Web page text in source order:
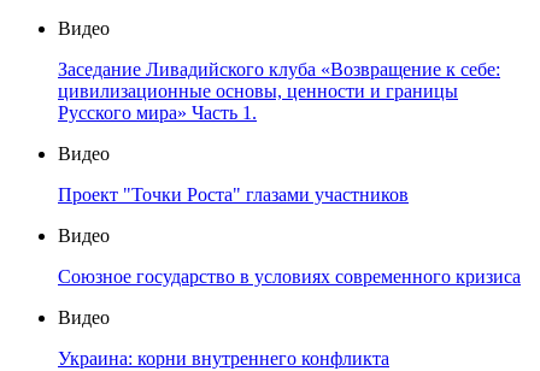
Видео
Заседание Ливадийского клуба «Возвращение к себе:
цивилизационные основы, ценности и границы
Русского мира» Часть 1.
Видео
Проект "Точки Роста" глазами участников
Видео
Союзное государство в условиях современного кризиса
Видео
Украина: корни внутреннего конфликта